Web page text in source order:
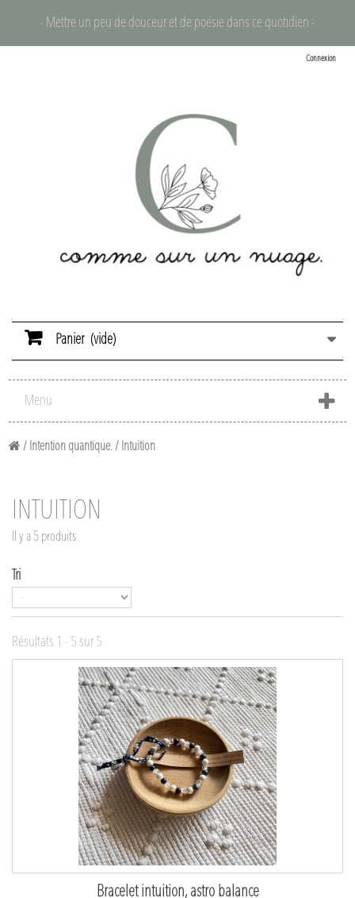
- Mettre un peu de douceur et de poésie dans ce quotidien -
Connexion
Panier (vide)
Menu
/ Intention quantique. / Intuition
INTUITION
Il y a 5 produits.
Tri
Résultats 1 - 5 sur 5.
Bracelet intuition, astro balance